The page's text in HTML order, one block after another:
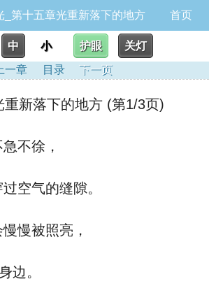
_第十五章光重新落下的地方 首页
中 小 护眼
关灯
上一章
目录 下一页
落下的地方 (第1/3页)
不徐，
空气的缝隙。
慢被照亮，
边。